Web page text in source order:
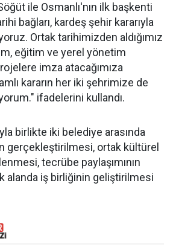
ile Osmanlı'nın ilk başkenti
bağları, kardeş şehir kararıyla
Ortak tarihimizden aldığımız
eğitim ve yerel yönetim
imza atacağımıza
kararın her iki şehrimize de
ifadelerini kullandı.
birlikte iki belediye arasında
gerçekleştirilmesi, ortak kültürel
tecrübe paylaşımının
alanda iş birliğinin geliştirilmesi